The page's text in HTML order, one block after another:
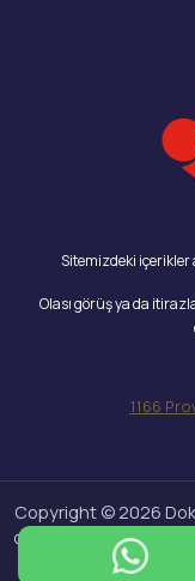
Sitemizdeki
Olası görüş ya da
1166
Copyright © 2026
Crabs Media